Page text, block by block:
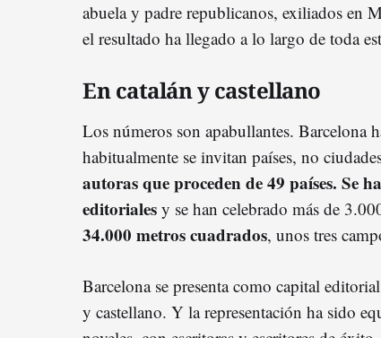
abuela y padre republicanos, exiliados en
el resultado ha llegado a lo largo de toda
En catalán y castellano
Los números son apabullantes. Barcelona
habitualmente se invitan países, no
autoras que proceden de 49 países. Se
editoriales y se han celebrado más de
34.000 metros cuadrados, unos tres
Barcelona se presenta como capital
y castellano. Y la representación ha sido